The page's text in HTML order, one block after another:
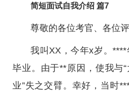
简短面试自我介绍 篇7
尊敬的各位考官、各位评
我叫XX，今年x岁。
毕业。由于**原因，使我与
业”失之交臂。幸好，当时